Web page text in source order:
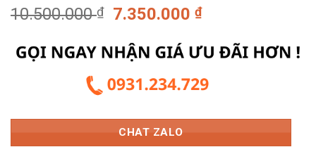
10.500.000₫
Giá
là:
10.500.000 ₫.
7.350.000₫Giá
tại
là:
7.350.000 ₫.
CHAT ZALO